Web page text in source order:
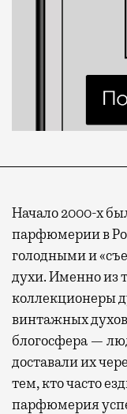
Начало 2000-х
парфюмерии в
голодными и
духи. Именно из
коллекционеры
винтажных
блогосфера —
доставали их
тем, кто часто
парфюмерия